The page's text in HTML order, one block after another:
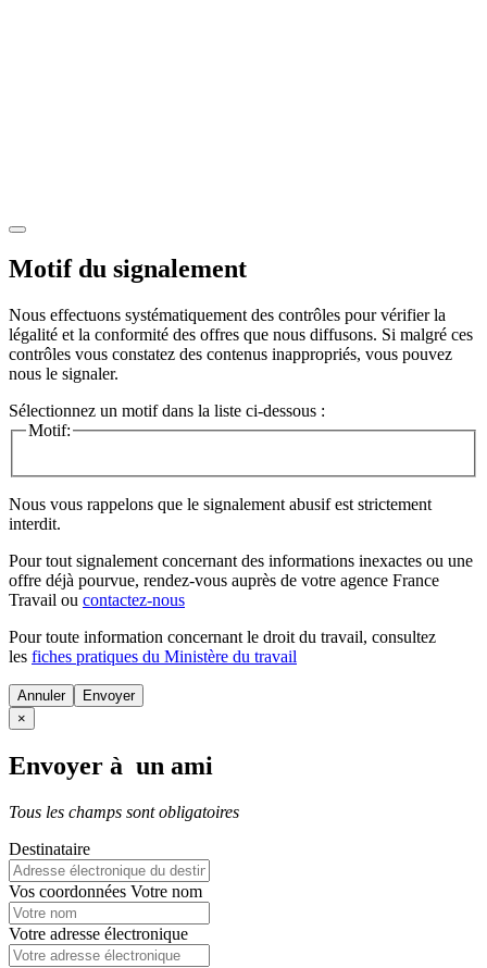
Motif du signalement
Nous effectuons systématiquement des contrôles pour vérifier la
légalité et la conformité des offres que nous diffusons. Si malgré ces
contrôles vous constatez des contenus inappropriés, vous pouvez
nous le signaler.
Sélectionnez un motif dans la liste ci-dessous :
Motif:
Nous vous rappelons que le signalement abusif est strictement
interdit.
Pour tout signalement concernant des informations inexactes ou une
offre déjà pourvue, rendez-vous auprès de votre agence France
Travail ou contactez-nous
Pour toute information concernant le droit du travail, consultez
les fiches pratiques du Ministère du travail
Annuler
×
Envoyer à un ami
Tous les champs sont obligatoires
Destinataire
Vos coordonnées Votre nom
Votre adresse électronique